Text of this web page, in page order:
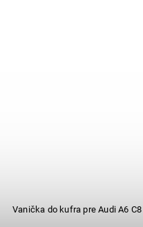
Vanička do kufra pre Audi A6